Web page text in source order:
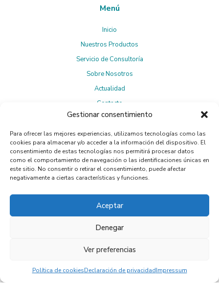
Gestionar consentimiento
Para ofrecer las mejores experiencias, utilizamos tecnologías como las
cookies para almacenar y/o acceder a la información del dispositivo. El
consentimiento de estas tecnologías nos permitirá procesar datos
como el comportamiento de navegación o las identificaciones únicas en
este sitio. No consentir o retirar el consentimiento, puede afectar
negativamente a ciertas características y funciones.
Aceptar
Denegar
Ver preferencias
Política de cookiesDeclaración de privacidadImpressum
Menú
Inicio
Nuestros Productos
Servicio de Consultoría
Sobre Nosotros
Actualidad
Contacto
Suscríbete a la Newsletter
Al suscribirte, aceptas laPolítica de privacidad.
© 2024 Essential Process. Web por Flandecoco.